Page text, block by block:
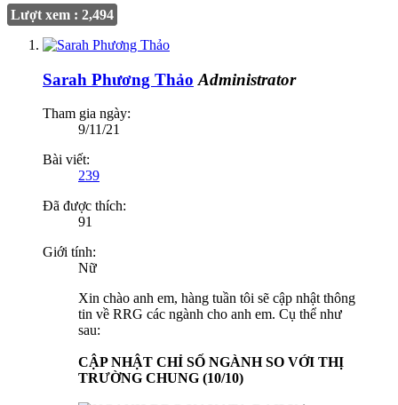
Lượt xem : 2,494
Sarah Phương Thảo Administrator
Tham gia ngày:
9/11/21
Bài viết:
239
Đã được thích:
91
Giới tính:
Nữ
Xin chào anh em, hàng tuần tôi sẽ cập nhật thông
tin về RRG các ngành cho anh em. Cụ thể như
sau:
CẬP NHẬT CHỈ SỐ NGÀNH SO VỚI THỊ
TRƯỜNG CHUNG (10/10)